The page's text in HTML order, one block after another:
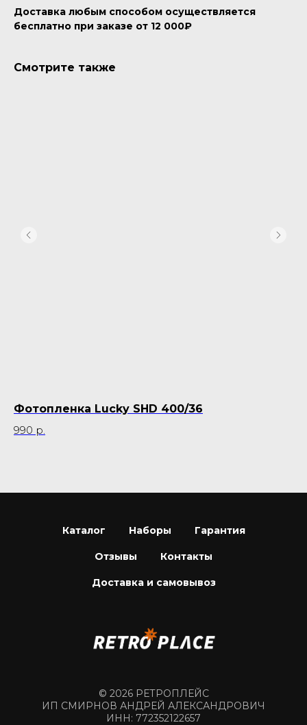
Доставка любым способом осуществляется
бесплатно при заказе от 12 000₽
Смотрите также
Фотопленка Lucky SHD 400/36
990 р.
Каталог Наборы Гарантия
Отзывы Контакты
Доставка и самовывоз
© 2026 РЕТРОПЛЕЙС
ИП СМИРНОВ АНДРЕЙ АЛЕКСАНДРОВИЧ
ИНН: 772352122657